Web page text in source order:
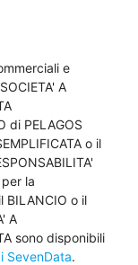
e
A
di PELAGOS
o il
la
BILANCIO o il
A
sono disponibili
SevenData.